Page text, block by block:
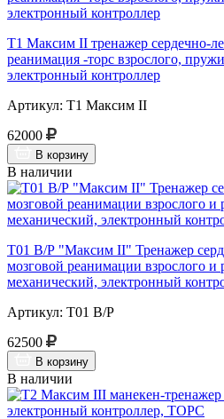
Т1 Максим II тренажер сердечно-
реанимация -торс взрослого,
электронный контроллер
Артикул: Т1 Максим II
62000
В корзину
В наличии
Т01 В/Р "Максим II" Тренажер
мозговой реанимации взрослого
механический, электронный
Артикул: Т01 В/Р
62500
В корзину
В наличии